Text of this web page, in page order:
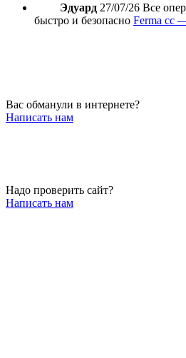
Эдуард 27/07/26 Все
быстро и безопасно Ferma cc
Вас обманули в интернете?
Написать нам
Надо проверить сайт?
Написать нам